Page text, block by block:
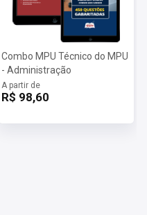
Combo MPU Técnico do MPU
- Administração
A partir de
R$ 98,60